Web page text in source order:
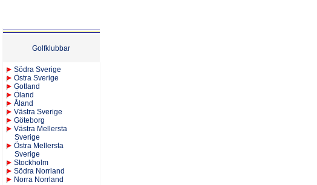
Golfklubbar
Södra Sverige
Östra Sverige
Gotland
Öland
Åland
Västra Sverige
Göteborg
Västra Mellersta
Sverige
Östra Mellersta
Sverige
Stockholm
Södra Norrland
Norra Norrland